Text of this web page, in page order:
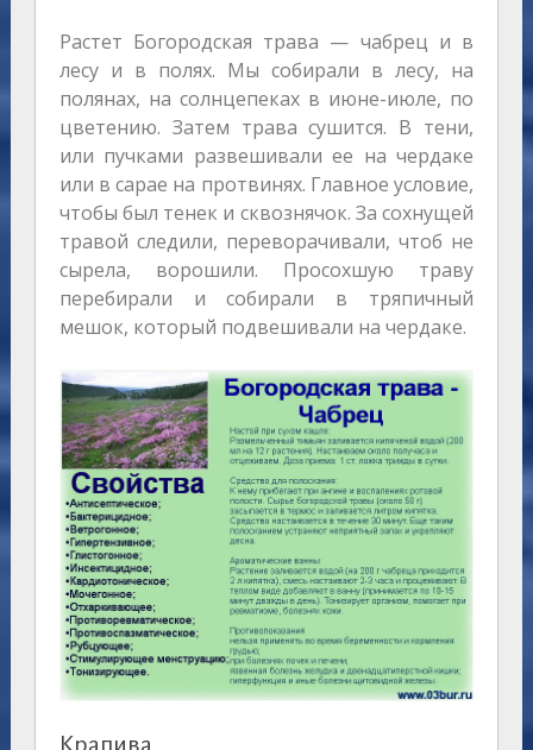
Растет Богородская трава — чабрец и в
лесу и в полях. Мы собирали в лесу, на
полянах, на солнцепеках в июне-июле, по
цветению. Затем трава сушится. В тени,
или пучками развешивали ее на чердаке
или в сарае на протвинях. Главное условие,
чтобы был тенек и сквознячок. За сохнущей
травой следили, переворачивали, чтоб не
сырела, ворошили. Просохшую траву
перебирали и собирали в тряпичный
мешок, который подвешивали на чердаке.
Крапива